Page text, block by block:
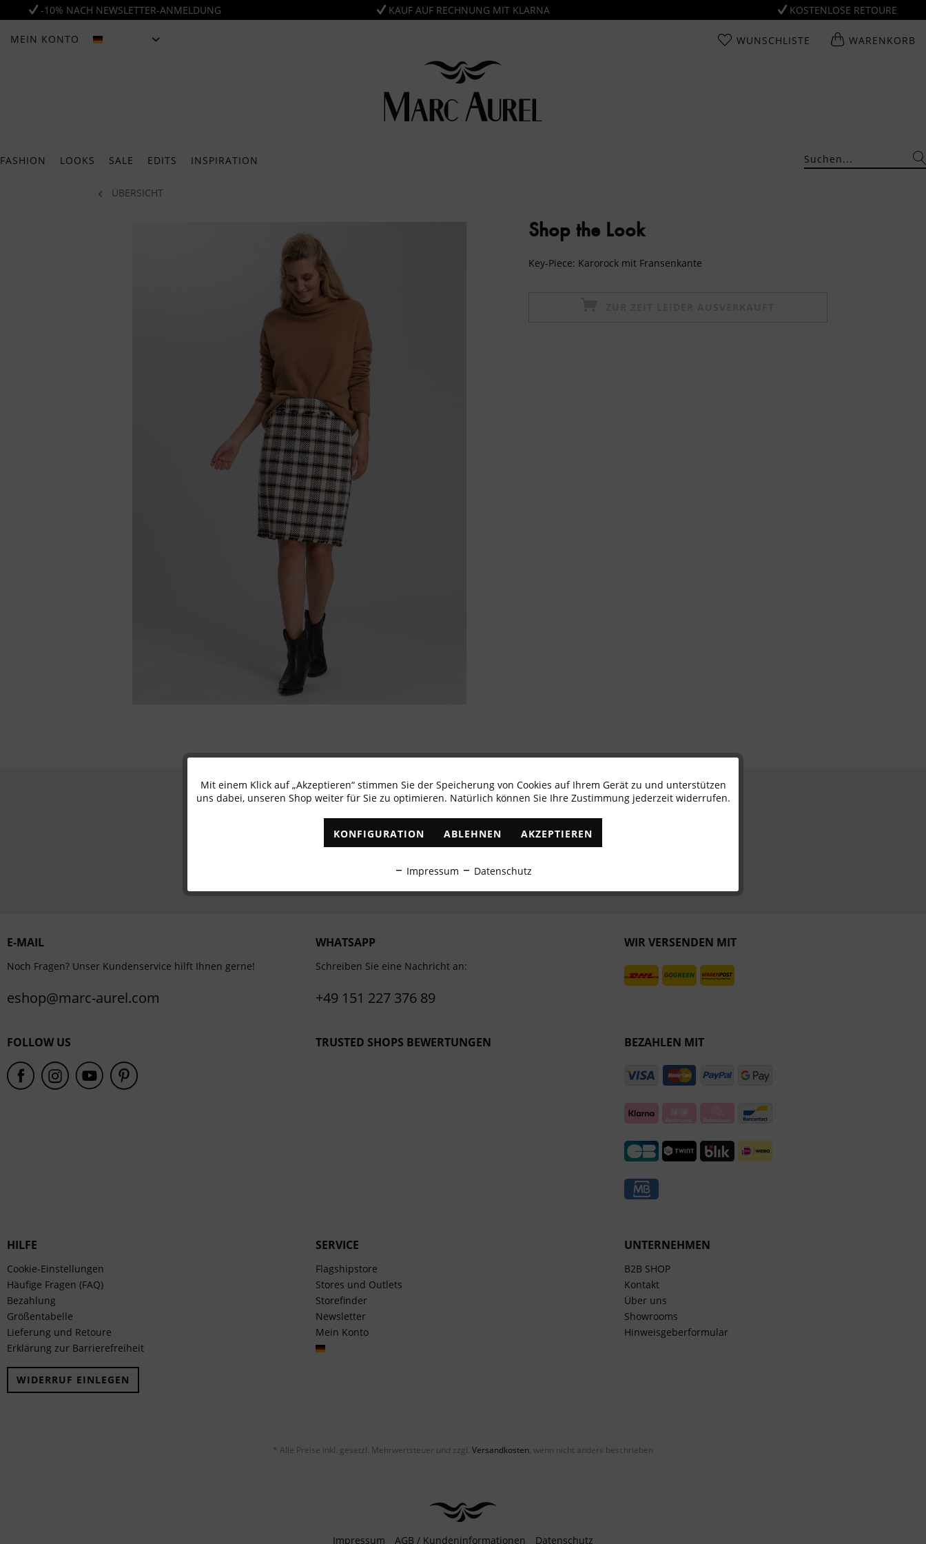
-10% NACH NEWSLETTER-ANMELDUNG KAUF AUF RECHNUNG MIT KLARNA KOSTENLOSE RETOURE
MEIN KONTO WUNSCHLISTE WARENKORB
FASHION LOOKS SALE EDITS INSPIRATION
ÜBERSICHT
Shop the Look
Key-Piece: Karorock mit Fransenkante
Newsletter abonnieren & 10% - Gutschein erhalten
✓ Exklusive Angebote ✓ Die aktuellsten Trends
E-MAIL
Noch Fragen? Unser Kundenservice hilft Ihnen gerne!
eshop@marc-aurel.com
WHATSAPP
Schreiben Sie eine Nachricht an:
+49 151 227 376 89
WIR VERSENDEN MIT
FOLLOW US TRUSTED SHOPS BEWERTUNGEN BEZAHLEN MIT
HILFE
Cookie-Einstellungen
Häufige Fragen (FAQ)
Bezahlung
Größentabelle
Lieferung und Retoure
Erklärung zur Barrierefreiheit
WIDERRUF EINLEGEN
SERVICE
Flagshipstore
Stores und Outlets
Storefinder
Newsletter
Mein Konto
UNTERNEHMEN
B2B SHOP
Kontakt
Über uns
Showrooms
Hinweisgeberformular
* Alle Preise inkl. gesetzl. Mehrwertsteuer und zzgl. Versandkosten, wenn nicht anders beschrieben
Impressum AGB / Kundeninformationen Datenschutz
Funktionale Aktiv
Mit einem Klick auf „Akzeptieren“ stimmen Sie der Speicherung von Cookies auf Ihrem Gerät zu und unterstützen
uns dabei, unseren Shop weiter für Sie zu optimieren. Natürlich können Sie Ihre Zustimmung jederzeit widerrufen.
KONFIGURATION ABLEHNEN AKZEPTIEREN
Impressum Datenschutz